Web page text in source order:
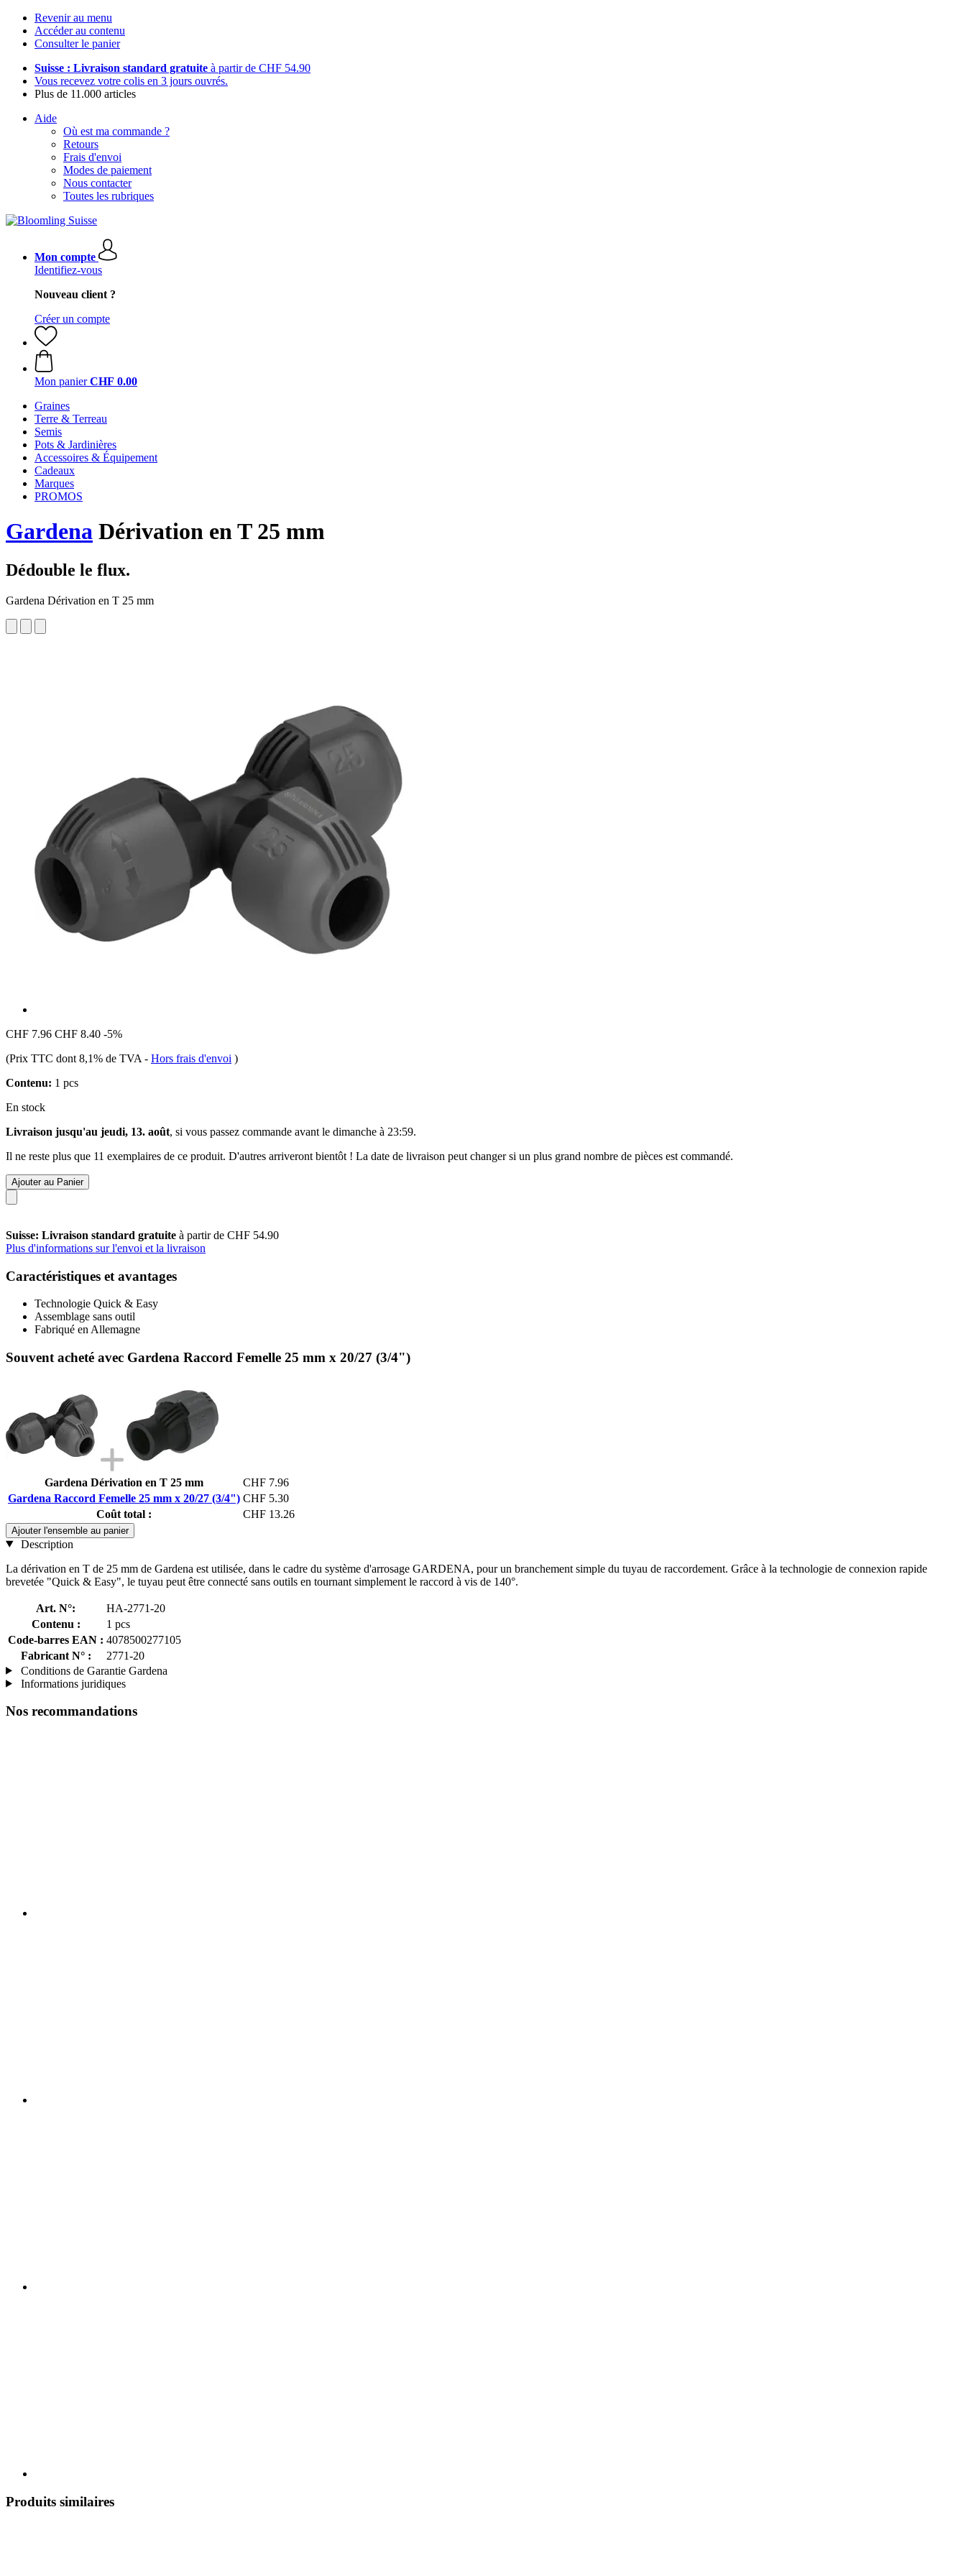
Revenir au menu
Accéder au contenu
Consulter le panier
Suisse : Livraison standard gratuite à partir de CHF 54.90
Vous recevez votre colis en 3 jours ouvrés.
Plus de 11.000 articles
Aide
Où est ma commande ?
Retours
Frais d'envoi
Modes de paiement
Nous contacter
Toutes les rubriques
Mon compte
Identifiez-vous
Nouveau client ?
Créer un compte
Mon panier CHF 0.00
Graines
Terre & Terreau
Semis
Pots & Jardinières
Accessoires & Équipement
Cadeaux
Marques
PROMOS
Gardena Dérivation en T 25 mm
Dédouble le flux.
Gardena Dérivation en T 25 mm
CHF 7.96 CHF 8.40 -5%
(Prix TTC dont 8,1% de TVA - Hors frais d'envoi )
Contenu: 1 pcs
En stock
Livraison jusqu'au jeudi, 13. août, si vous passez commande avant le dimanche à 23:59.
Il ne reste plus que 11 exemplaires de ce produit. D'autres arriveront bientôt ! La date de livraison peut changer si un plus grand nombre de pièces est commandé.
Ajouter au Panier
Suisse: Livraison standard gratuite à partir de CHF 54.90
Plus d'informations sur l'envoi et la livraison
Caractéristiques et avantages
Technologie Quick & Easy
Assemblage sans outil
Fabriqué en Allemagne
Souvent acheté avec Gardena Raccord Femelle 25 mm x 20/27 (3/4")
Gardena Dérivation en T 25 mm
CHF 7.96
Gardena Raccord Femelle 25 mm x 20/27 (3/4") CHF 5.30
Coût total :
CHF 13.26
Ajouter l'ensemble au panier
Description
La dérivation en T de 25 mm de Gardena est utilisée, dans le cadre du système d'arrosage GARDENA, pour un branchement simple du tuyau de raccordement. Grâce à la technologie de connexion rapide
brevetée "Quick & Easy", le tuyau peut être connecté sans outils en tournant simplement le raccord à vis de 140°.
Art. N°:
HA-2771-20
Contenu :
1 pcs
Code-barres EAN : 4078500277105
Fabricant N° :
2771-20
Conditions de Garantie Gardena
Informations juridiques
Nos recommandations
Produits similaires